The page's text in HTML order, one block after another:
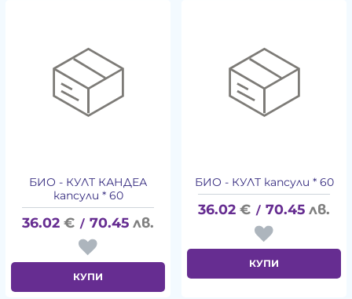
БИО - КУЛТ КАНДЕА
капсули * 60
36.02 € / 70.45 лв.
КУПИ
БИО - КУЛТ капсули * 60
36.02 € / 70.45 лв.
КУПИ